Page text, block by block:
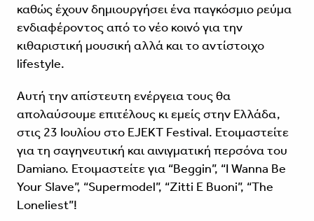
καθώς έχουν δημιουργήσει ένα παγκόσμιο ρεύμα
ενδιαφέροντος από το νέο κοινό για την
κιθαριστική μουσική αλλά και το αντίστοιχο
lifestyle.
Αυτή την απίστευτη ενέργεια τους θα
απολαύσουμε επιτέλους κι εμείς στην Ελλάδα,
στις 23 Ιουλίου στο EJEKT Festival. Ετοιμαστείτε
για τη σαγηνευτική και αινιγματική περσόνα του
Damiano. Ετοιμαστείτε για “Beggin”, “I Wanna Be
Your Slave”, “Supermodel”, “Zitti E Buoni”, “The
Loneliest”!